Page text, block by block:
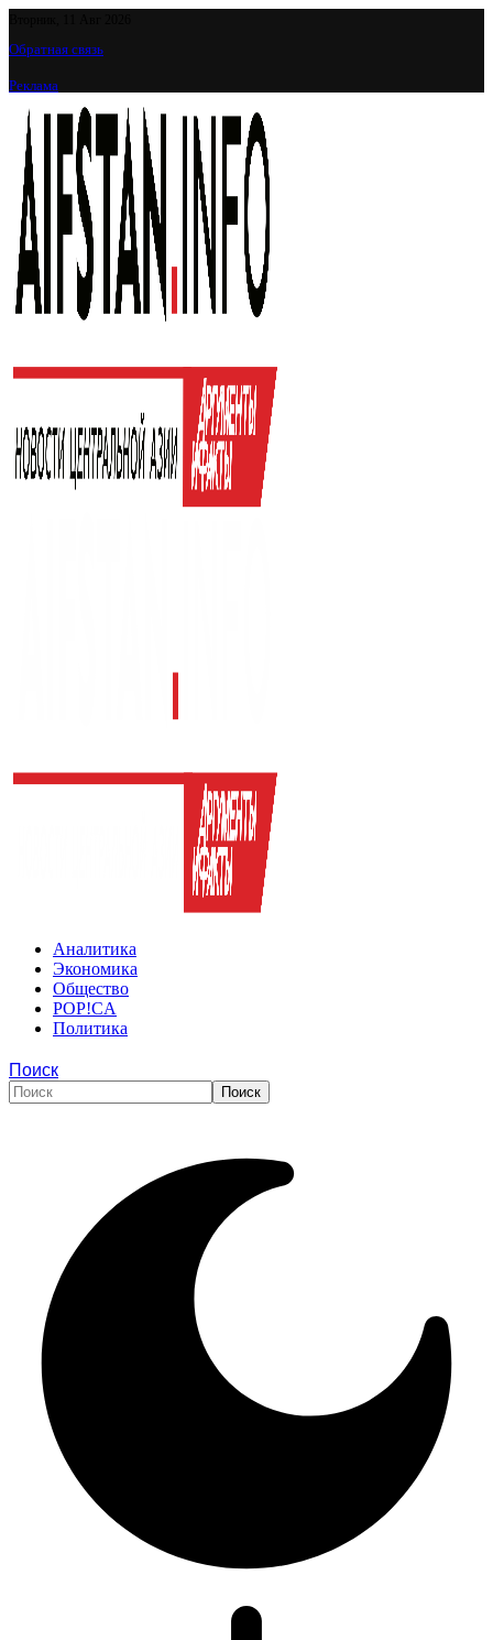
Обратная связь
Реклама
Аналитика
Экономика
Общество
POP!CA
Политика
Поиск